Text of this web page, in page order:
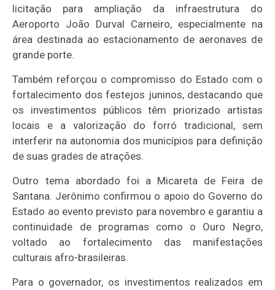
licitação para ampliação da infraestrutura do
Aeroporto João Durval Carneiro, especialmente na
área destinada ao estacionamento de aeronaves de
grande porte.
Também reforçou o compromisso do Estado com o
fortalecimento dos festejos juninos, destacando que
os investimentos públicos têm priorizado artistas
locais e a valorização do forró tradicional, sem
interferir na autonomia dos municípios para definição
de suas grades de atrações.
Outro tema abordado foi a Micareta de Feira de
Santana. Jerônimo confirmou o apoio do Governo do
Estado ao evento previsto para novembro e garantiu a
continuidade de programas como o Ouro Negro,
voltado ao fortalecimento das manifestações
culturais afro-brasileiras.
Para o governador, os investimentos realizados em